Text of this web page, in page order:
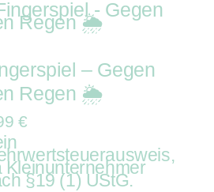
– Gegen
Regen 🌦️
€
Kleinunternehmer
§19 (1) UStG.